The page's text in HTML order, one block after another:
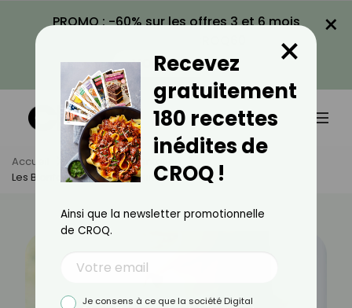
PROMO : -60% sur les offres 3 et 6 mois
VOIR LA PROMO
×
Accueil Actus
Alimentation
Les Bienfaits De L'eau Déminéralisée
Recevez
gratuitement
180 recettes
inédites de
CROQ !
×
Ainsi que la newsletter promotionnelle
de CROQ.
Je consens à ce que la société Digital